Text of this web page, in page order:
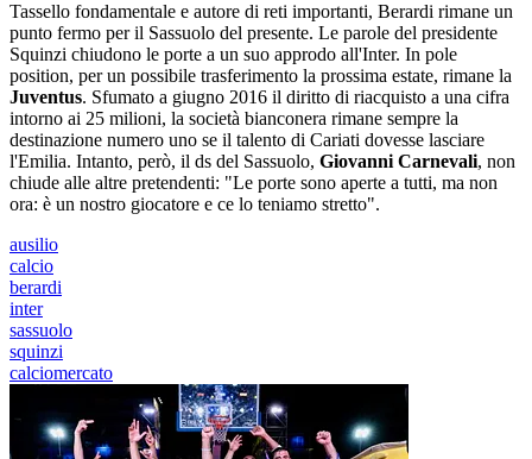
Tassello fondamentale e autore di reti importanti, Berardi rimane un
punto fermo per il Sassuolo del presente. Le parole del presidente
Squinzi chiudono le porte a un suo approdo all'Inter. In pole
position, per un possibile trasferimento la prossima estate, rimane la
Juventus. Sfumato a giugno 2016 il diritto di riacquisto a una cifra
intorno ai 25 milioni, la società bianconera rimane sempre la
destinazione numero uno se il talento di Cariati dovesse lasciare
l'Emilia. Intanto, però, il ds del Sassuolo, Giovanni Carnevali, non
chiude alle altre pretendenti: "Le porte sono aperte a tutti, ma non
ora: è un nostro giocatore e ce lo teniamo stretto".
ausilio
calcio
berardi
inter
sassuolo
squinzi
calciomercato